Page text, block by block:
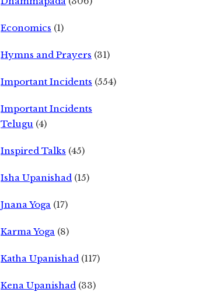
Economics (1)
Hymns and Prayers (31)
Important Incidents (554)
Important Incidents
Telugu (4)
Inspired Talks (45)
Isha Upanishad (15)
Jnana Yoga (17)
Karma Yoga (8)
Katha Upanishad (117)
Kena Upanishad (33)